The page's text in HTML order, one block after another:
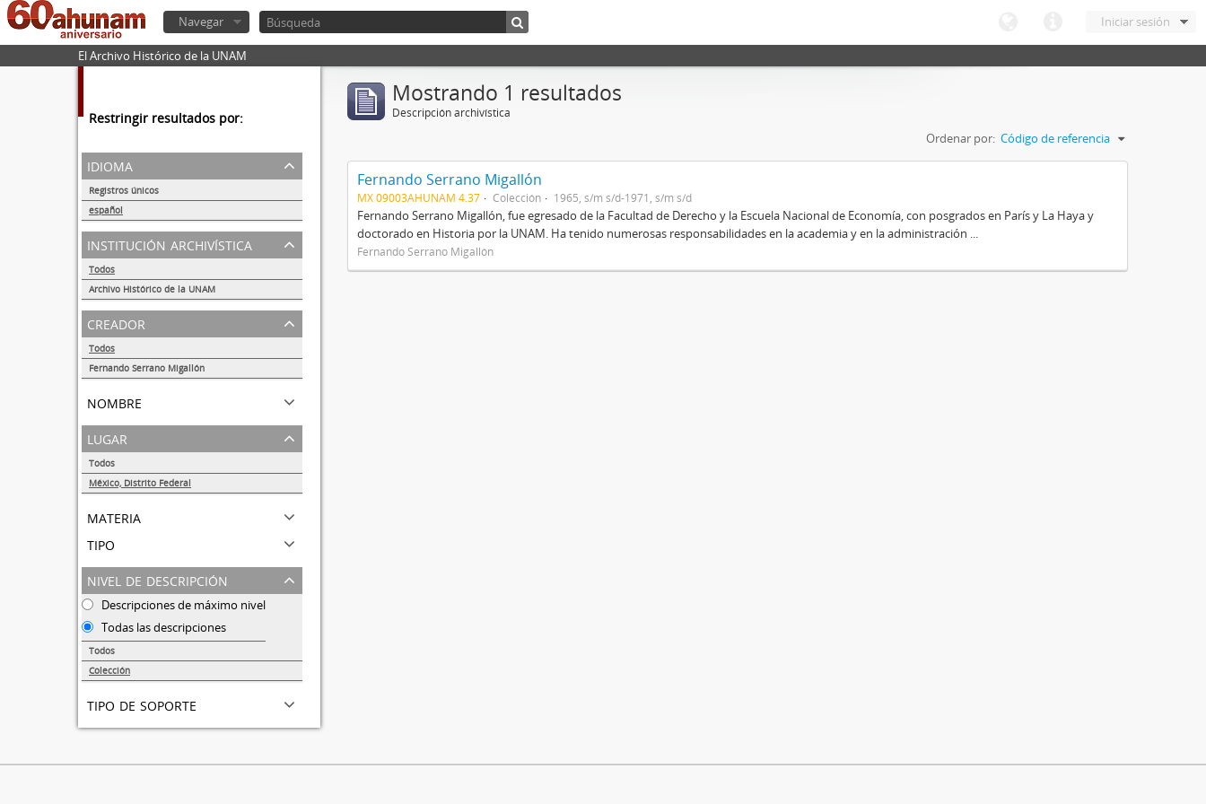
Iniciar sesión
Navegar
El Archivo Histórico de la UNAM
Restringir resultados por:
idioma
Registros únicos
español
1
institución archivística
Todos
Archivo Histórico de la UNAM
1
creador
Todos
Fernando Serrano Migallón
nombre
lugar
Todos
México, Distrito Federal
materia
tipo
nivel de descripción
Descripciones de máximo nivel
Todas las descripciones
Todos
Colección
tipo de soporte
Mostrando 1 resultados
Descripción archivística
Ordenar por: Código de referencia
Fernando Serrano Migallón
MX 09003AHUNAM 4.37 Colección 1965, s/m s/d-1971, s/m s/d
Fernando Serrano Migallón, fue egresado de la Facultad de Derecho y la Escuela Nacional de Economía, con posgrados en París y La Haya y
doctorado en Historia por la UNAM. Ha tenido numerosas responsabilidades en la academia y en la administración ...
Fernando Serrano Migallón